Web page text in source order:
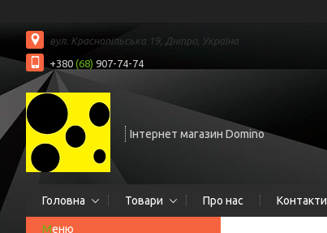
вул. Краснопільська 19, Дніпро, Україна
+380 (68) 907-74-74
Інтернет магазин Domino
Головна Товари Про нас Контакти